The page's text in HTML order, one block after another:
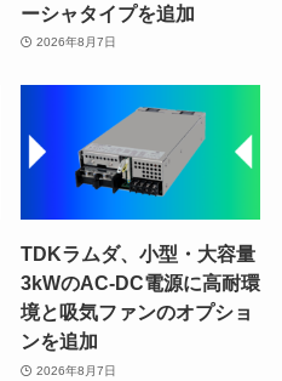
ーシャタイプを追加
2026年8月7日
TDKラムダ、小型・大容量
3kWのAC-DC電源に高耐環
境と吸気ファンのオプショ
ンを追加
2026年8月7日